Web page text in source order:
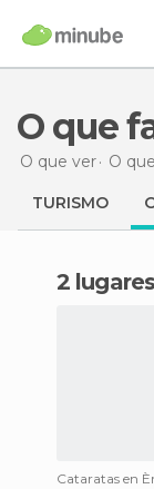
O que
O que ver O
TURISMO
2
Cataratas en